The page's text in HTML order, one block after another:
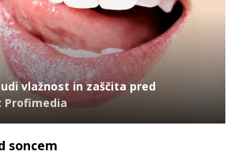
vlažnost in zaščita pred
Profimedia
soncem